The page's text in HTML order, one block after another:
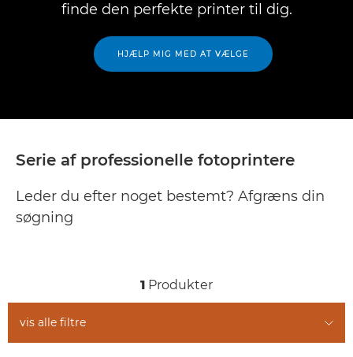
finde den perfekte printer til dig.
HJÆLP MIG MED AT VÆLGE
Serie af professionelle fotoprintere
Leder du efter noget bestemt? Afgræns din
søgning
1 Produkter
vis alle filtre